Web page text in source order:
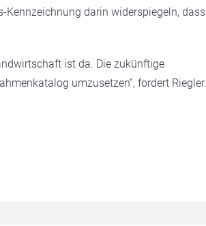
darin widerspiegeln, dass
ist da. Die zukünftige
umzusetzen“, fordert Riegler.